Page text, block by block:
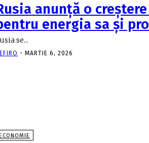
anunţă o
energia sa şi
se...
- MARTIE 6, 2026